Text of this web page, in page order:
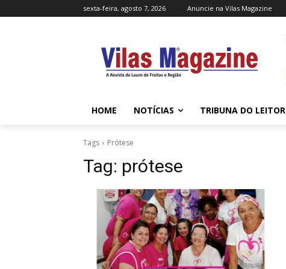
sexta-feira, agosto 7, 2026 Anuncie na Vilas Magazine
HOME NOTÍCIAS TRIBUNA DO LEITOR
Tags Prótese
Tag: prótese